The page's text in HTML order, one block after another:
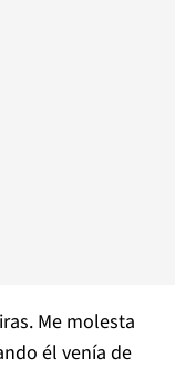
Me molesta
él venía de